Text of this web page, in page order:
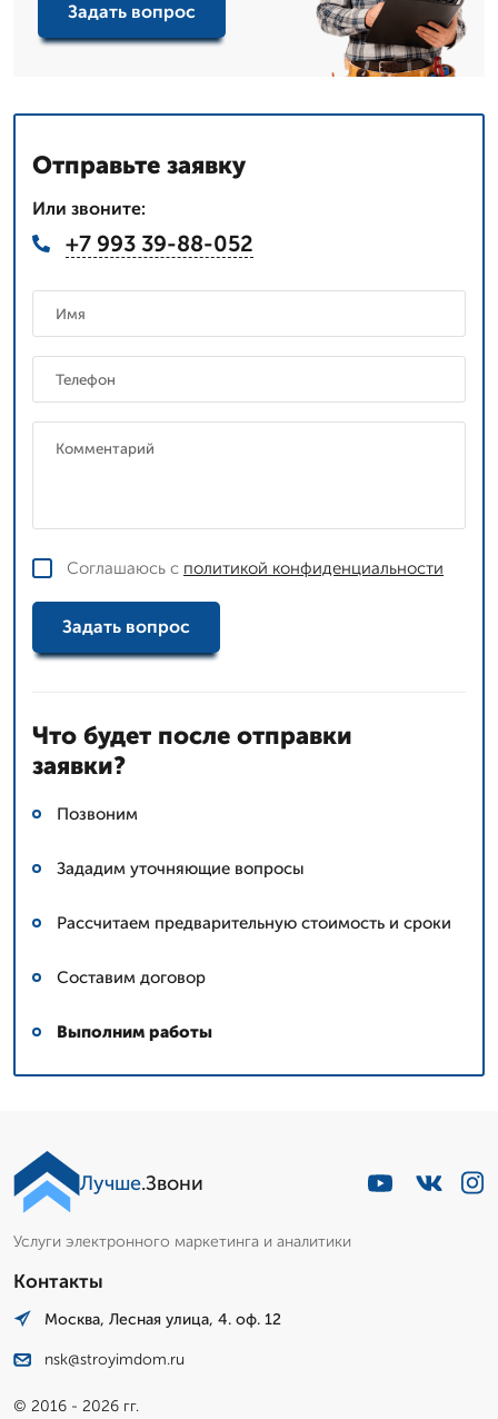
Задать вопрос
Отправьте заявку
Или звоните:
+7 993 39-88-052
Соглашаюсь с политикой конфиденциальности
Задать вопрос
Что будет после отправки
заявки?
Позвоним
Зададим уточняющие вопросы
Рассчитаем предварительную стоимость и сроки
Составим договор
Выполним работы
Лучше.Звони
Услуги электронного маркетинга и аналитики
Контакты
Москва, Лесная улица, 4. оф. 12
nsk@stroyimdom.ru
© 2016 - 2026 гг.